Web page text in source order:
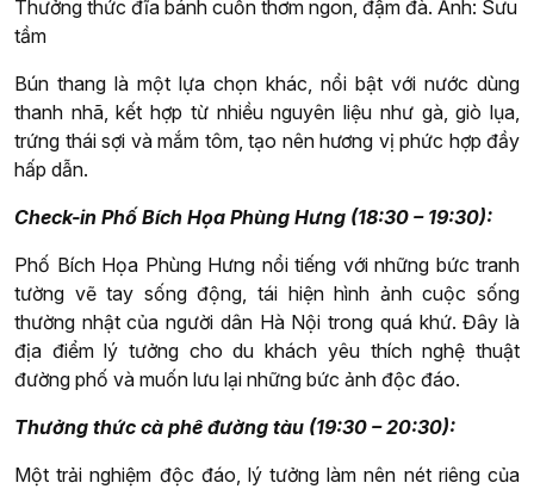
Thưởng thức đĩa bánh cuốn thơm ngon, đậm đà. Ảnh: Sưu
tầm
Bún thang là một lựa chọn khác, nổi bật với nước dùng
thanh nhã, kết hợp từ nhiều nguyên liệu như gà, giò lụa,
trứng thái sợi và mắm tôm, tạo nên hương vị phức hợp đầy
hấp dẫn.
Check-in Phố Bích Họa Phùng Hưng (18:30 – 19:30):
Phố Bích Họa Phùng Hưng nổi tiếng với những bức tranh
tường vẽ tay sống động, tái hiện hình ảnh cuộc sống
thường nhật của người dân Hà Nội trong quá khứ. Đây là
địa điểm lý tưởng cho du khách yêu thích nghệ thuật
đường phố và muốn lưu lại những bức ảnh độc đáo.
Thưởng thức cà phê đường tàu (19:30 – 20:30):
Một trải nghiệm độc đáo, lý tưởng làm nên nét riêng của